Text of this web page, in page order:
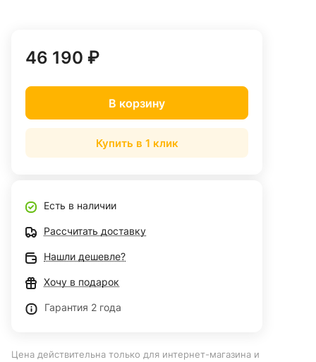
46 190 ₽
В корзину
Купить в 1 клик
Есть в наличии
Рассчитать доставку
Нашли дешевле?
Хочу в подарок
Гарантия 2 года
Цена действительна только для интернет-магазина и